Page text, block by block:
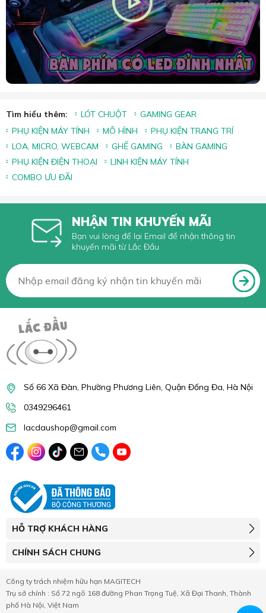
Tìm hiểu thêm: LÓT CHUỘT
GAMING GEAR
PHỤ KIỆN MÁY TÍNH
MÔ HÌNH
PHỤ KIỆN TRANG TRÍ
LOA, MICRO, WEBCAM
GHẾ GAMING
BÀN GAMING
PHỤ KIỆN ĐIỆN THOẠI
LINH KIỆN MÁY TÍNH
COMBO ƯU ĐÃI
NHẬN TIN KHUYẾN MÃI
Bạn vui lòng để lại Email để nhận thông tin
khuyến mãi từ Lắc Đầu
Số 66 Xã Đàn, Phường Phương Liên, Quận Đống Đa, Hà Nội
0349296461
lacdaushop@gmail.com
HỖ TRỢ KHÁCH HÀNG
CHÍNH SÁCH CHUNG
Công ty trách nhiệm hữu hạn MAGITECH
Trụ sở chính : Số 72 ngõ 168 đường Phan Trọng Tuệ, Xã Đại Thanh, Thành
phố Hà Nội, Việt Nam